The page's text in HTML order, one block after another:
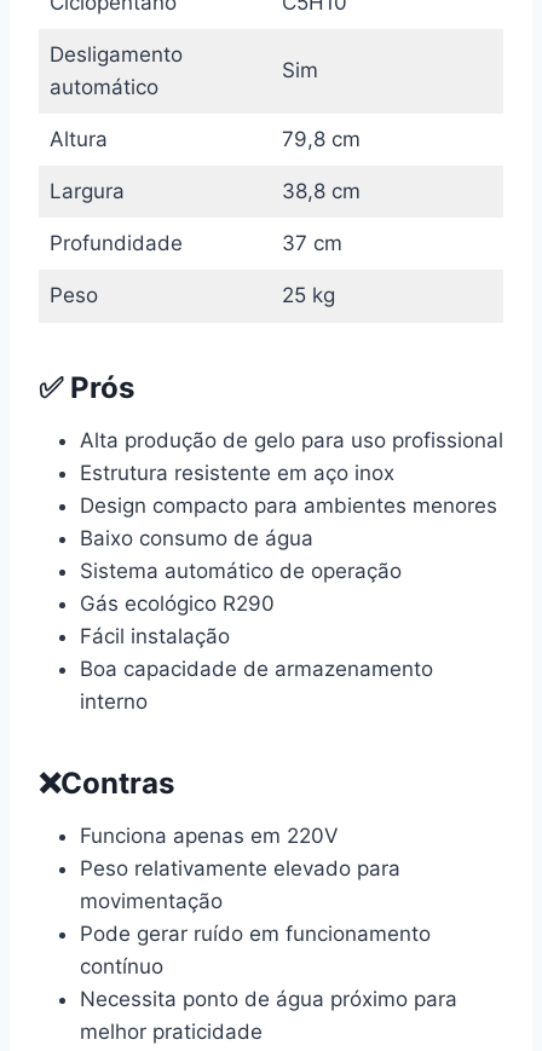
Desligamento
automático
Sim
Altura 79,8 cm
Largura 38,8 cm
Profundidade 37 cm
Peso 25 kg
✅ Prós
Alta produção de gelo para uso profissional
Estrutura resistente em aço inox
Design compacto para ambientes menores
Baixo consumo de água
Sistema automático de operação
Gás ecológico R290
Fácil instalação
Boa capacidade de armazenamento
interno
❌Contras
Funciona apenas em 220V
Peso relativamente elevado para
movimentação
Pode gerar ruído em funcionamento
contínuo
Necessita ponto de água próximo para
melhor praticidade